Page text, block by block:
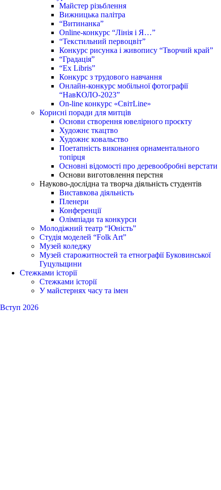
Майстер різьблення
Вижницька палітра
“Витинанка”
Online-конкурс “Лінія і Я…”
“Текстильний первоцвіт”
Конкурс рисунка і живопису “Творчий край”
“Градація”
“Ex Libris”
Конкурс з трудового навчання
Онлайн-конкурс мобільної фотографії
“НавКОЛО-2023”
On-line конкурс «СвітLine»
Корисні поради для митців
Основи створення ювелірного проєкту
Художнє ткацтво
Художнє ковальство
Поетапність виконання орнаментального
топірця
Основні відомості про деревообробні верстати
Основи виготовлення перстня
Науково-дослідна та творча діяльність студентів
Виставкова діяльність
Пленери
Конференції
Олімпіади та конкурси
Молодіжний театр “Юність”
Студія моделей “Folk Art”
Музей коледжу
Музей старожитностей та етнографії Буковинської
Гуцульщини
Стежками історії
Стежками історії
У майстернях часу та імен
Вступ 2026